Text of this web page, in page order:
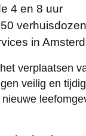
4 en 8 uur
in
verplaatsen
veilig en